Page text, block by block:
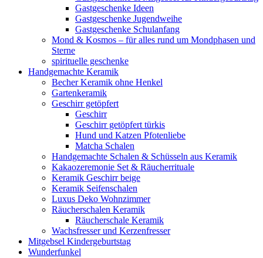
Gastgeschenke Ideen
Gastgeschenke Jugendweihe
Gastgeschenke Schulanfang
Mond & Kosmos – für alles rund um Mondphasen und
Sterne
spirituelle geschenke
Handgemachte Keramik
Becher Keramik ohne Henkel
Gartenkeramik
Geschirr getöpfert
Geschirr
Geschirr getöpfert türkis
Hund und Katzen Pfotenliebe
Matcha Schalen
Handgemachte Schalen & Schüsseln aus Keramik
Kakaozeremonie Set & Räucherrituale
Keramik Geschirr beige
Keramik Seifenschalen
Luxus Deko Wohnzimmer
Räucherschalen Keramik
Räucherschale Keramik
Wachsfresser und Kerzenfresser
Mitgebsel Kindergeburtstag
Wunderfunkel